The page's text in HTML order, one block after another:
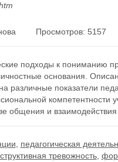
Просмотров: 5157
подходы к пониманию
основания.
различные показатели
компетентности
общения и взаимодействия
педагогическая
тревожность,